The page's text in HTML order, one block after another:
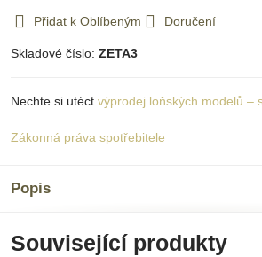
Přidat k Oblíbeným Doručení
Skladové číslo: ZETA3
Nechte si utéct výprodej loňských modelů –
Zákonná práva spotřebitele
Popis
Související produkty